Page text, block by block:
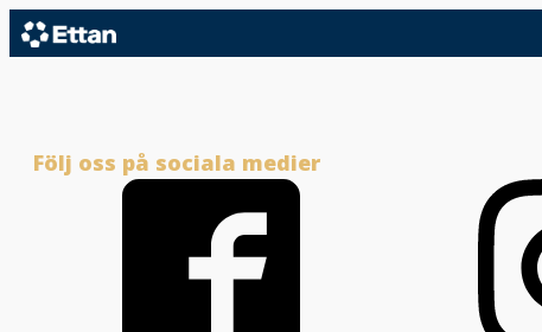
Följ oss på sociala medier